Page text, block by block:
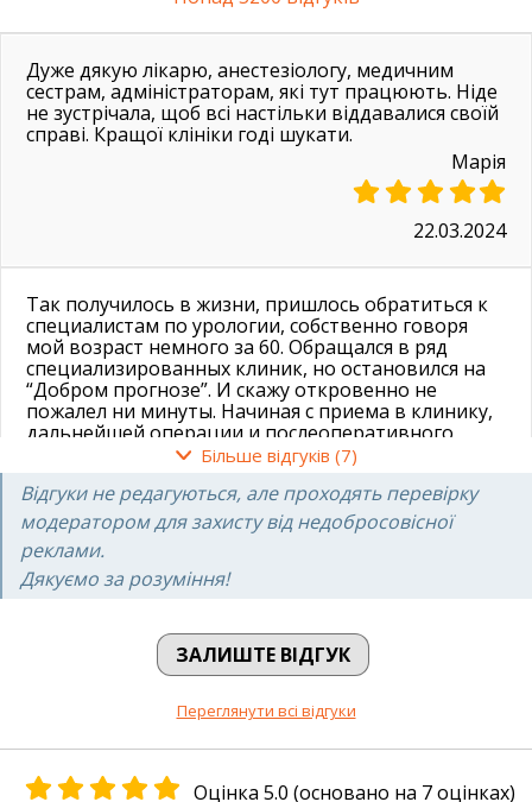
Дуже дякую лікарю, анестезіологу, медичним
сестрам, адміністраторам, які тут працюють. Ніде
не зустрічала, щоб всі настільки віддавалися своїй
справі. Кращої клініки годі шукати.
Марія
22.03.2024
Так получилось в жизни, пришлось обратиться к
специалистам по урологии, собственно говоря
мой возраст немного за 60. Обращался в ряд
специализированных клиник, но остановился на
“Добром прогнозе”. И скажу откровенно не
пожалел ни минуты. Начиная с приема в клинику,
дальнейшей операции и послеоперативного
лечения, все было на высшем уровне. Палаты
суппер, питание 5-ти разовое, медсестры и
нянечки очень внимательны и доброжелательны.
Низкий поклон за их работу. Также хочу выразить
отдельную благодарность врачу-хирургу
Шмуличенко А.В. и анастазиологу Парфенюк С.А и
всей операционной бригаде! От всей души хочу
высоком профессиональном уровне.
Александр Бабенко
29.10.2022
Більше відгуків (7)
Відгуки не редагуються, але проходять перевірку
модератором для захисту від недобросовісної
реклами.
Дякуємо за розуміння!
ЗАЛИШТЕ ВІДГУК
Переглянути всі відгуки
Оцінка 5.0 (основано на 7 оцінках)